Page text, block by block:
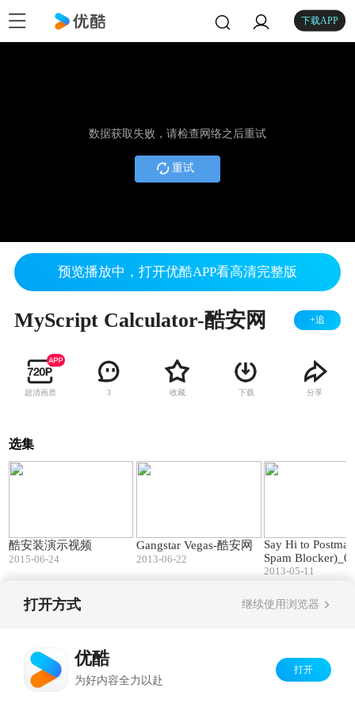
下载APP
数据获取失败，请检查网络之后重试
重试
预览播放中，打开优酷APP看高清完整版
MyScript Calculator-酷安网 +追
超清画质 3 收藏 下载 分享
选集
酷安装演示视频
2015-06-24
Gangstar Vegas-酷安网
2013-06-22
Say Hi to
Spam Blocker)_0
2013-05-11
打开方式 继续使用浏览器
优酷
为好内容全力以赴
打开